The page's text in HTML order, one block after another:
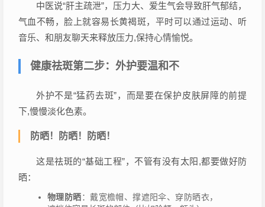
中医说“肝主疏泄”，压力大、爱生气会导致肝气郁结，
气血不畅，脸上就容易长黄褐斑，平时可以通过运动、听
音乐、和朋友聊天来释放压力,保持心情愉悦。
健康祛斑第二步：外护要温和不
外护不是“猛药去斑”，而是要在保护皮肤屏障的前提
下,慢慢淡化色素。
防晒！防晒！防晒！
这是祛斑的“基础工程”，不管有没有太阳,都要做好防
晒：
物理防晒：戴宽檐帽、撑遮阳伞、穿防晒衣，